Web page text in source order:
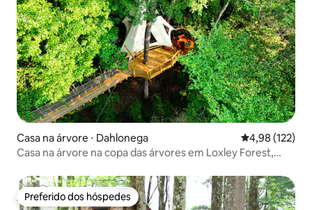
Casa na árvore ⋅ Dahlonega 4,98 de uma
4,98 (122)
Casa na árvore na copa das árvores em Loxley Forest,
Preferido dos hóspedes
Preferido dos hóspedes